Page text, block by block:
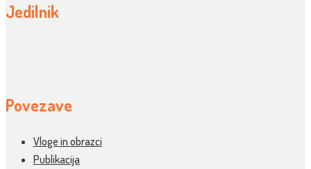
Jedilnik
Povezave
Vloge in obrazci
Publikacija